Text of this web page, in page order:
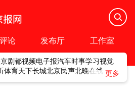
评论 发布厅 工作室
京剧都视频电子报汽车时事学习视觉
体育天下长城北京民声北晚在线